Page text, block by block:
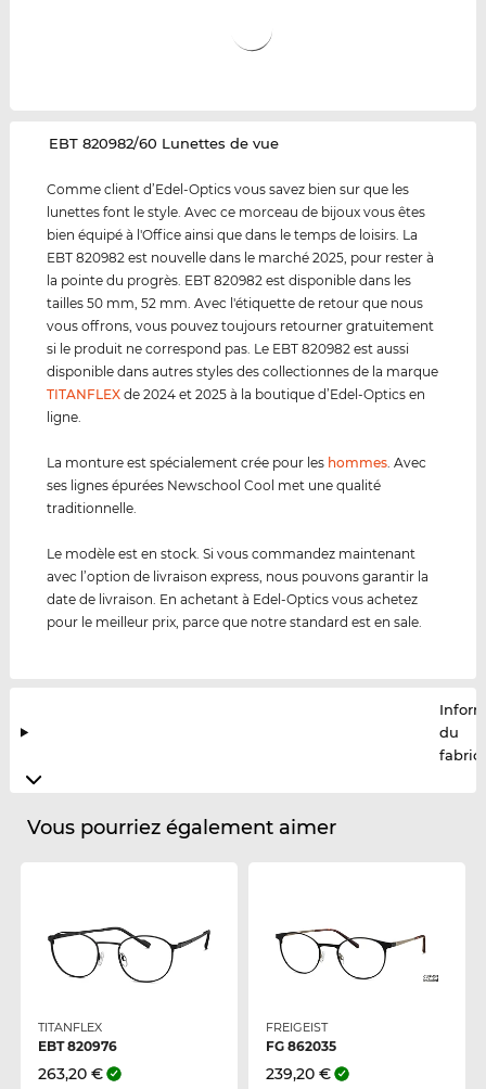
‌EBT 820982/60 Lunettes de vue
Comme client d’Edel-Optics vous savez bien sur que les
lunettes font le style. Avec ce morceau de bijoux vous êtes
bien équipé à l'Office ainsi que dans le temps de loisirs. La
EBT 820982 est nouvelle dans le marché 2025, pour rester à
la pointe du progrès. EBT 820982 est disponible dans les
tailles 50 mm, 52 mm. Avec l'étiquette de retour que nous
vous offrons, vous pouvez toujours retourner gratuitement
si le produit ne correspond pas. Le EBT 820982 est aussi
disponible dans autres styles des collectionnes de la marque
TITANFLEX de 2024 et 2025 à la boutique d’Edel-Optics en
ligne.
La monture est spécialement crée pour les hommes . Avec
ses lignes épurées Newschool Cool met une qualité
traditionnelle.
Le modèle est en stock. Si vous commandez maintenant
avec l’option de livraison express, nous pouvons garantir la
date de livraison. En achetant à Edel-Optics vous achetez
pour le meilleur prix, parce que notre standard est en sale.
du
Vous pourriez également aimer
TITANFLEX
EBT 820976
263,20 €
FREIGEIST
FG 862035
239,20 €